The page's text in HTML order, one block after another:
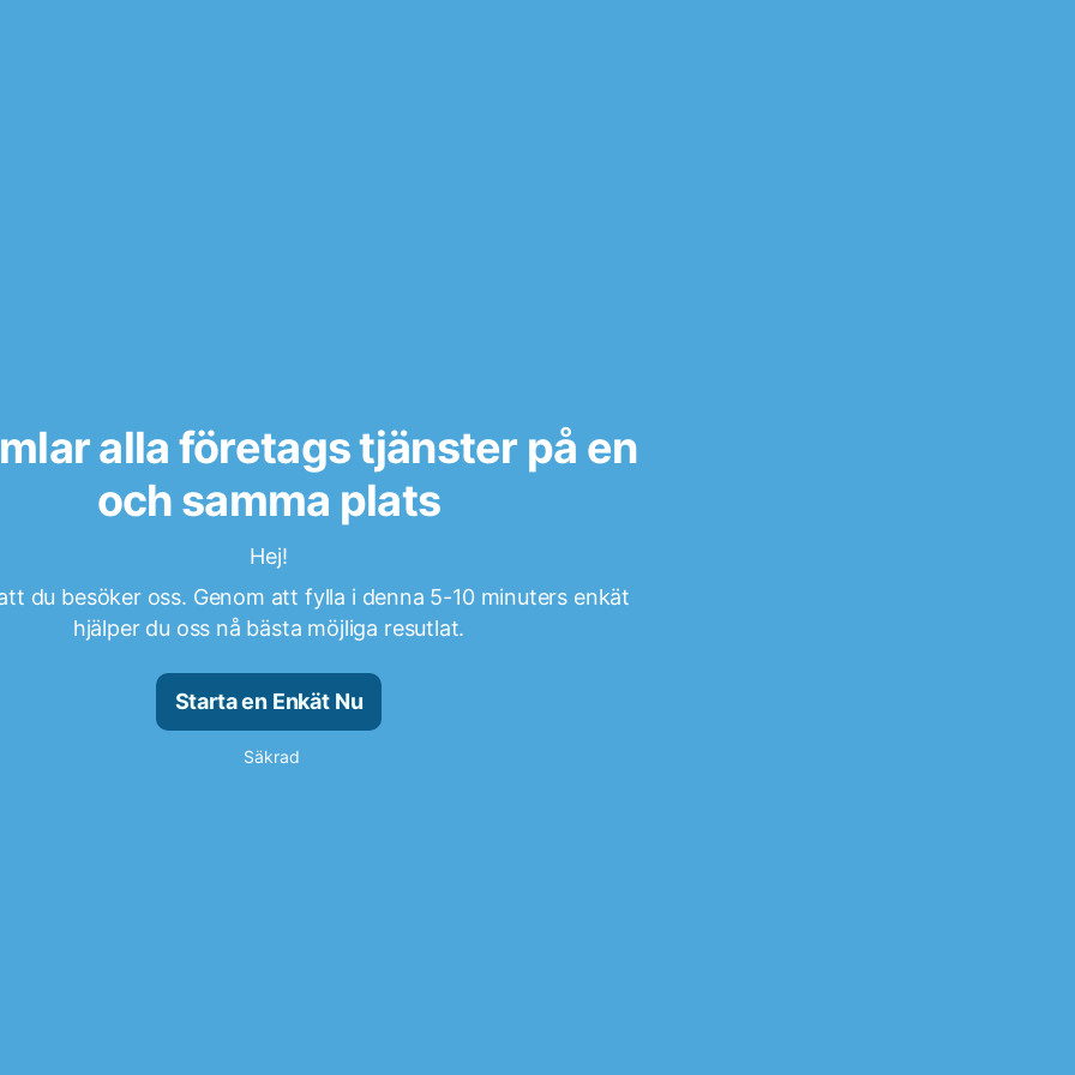
alla företags tjänster på en
och samma plats
Hej!
du besöker oss. Genom att fylla i denna 5-10 minuters enkät
hjälper du oss nå bästa möjliga resutlat.
Starta en Enkät Nu
Säkrad